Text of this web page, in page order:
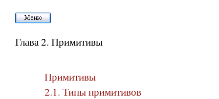
Глава 2. Примитивы
Примитивы
2.1. Типы примитивов